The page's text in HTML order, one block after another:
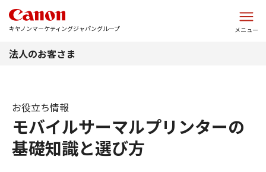
キヤノンマーケティングジャパングループ メニュー
法人のお客さま
モバイルサーマルプリンターの
基礎知識と選び方
お役立ち情報